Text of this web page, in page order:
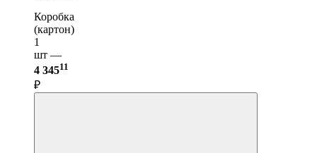
Коробка
(картон)
1
шт —
4 34511
₽